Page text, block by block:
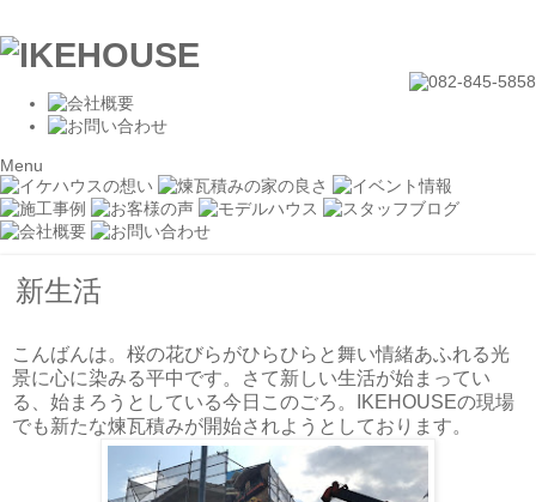
Menu
新生活
こんばんは。桜の花びらがひらひらと舞い情緒あふれる光
景に心に染みる平中です。さて新しい生活が始まってい
る、始まろうとしている今日このごろ。IKEHOUSEの現場
でも新たな煉瓦積みが開始されようとしております。